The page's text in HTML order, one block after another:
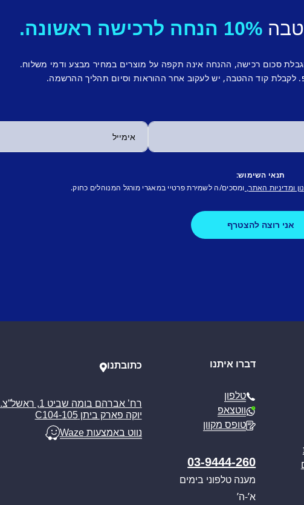
10% הנחה לרכישה ראשונה.
סכום רכישה, ההנחה אינה תקפה על מוצרים במחיר מבצע ודמי משלוח.
קוד ההטבה, יש לעקוב אחר ההוראות וסיום תהליך ההרשמה.
תנאי השימוש:
ומדיניות האתר, ומסכים/ה לשמירת פרטיי במאגרי מורגל המנוהלים כחוק.
דברו איתנו
טלפון
ווטצאפ
טופס מקוון
03-9444-260
מענה טלפוני בימים
א’-ה’
כתובתנו
רח’ אברהם בומה שביט 1, ראשל”צ.
יוקה פארק ביתן C104-105
נווט באמצעות Waze